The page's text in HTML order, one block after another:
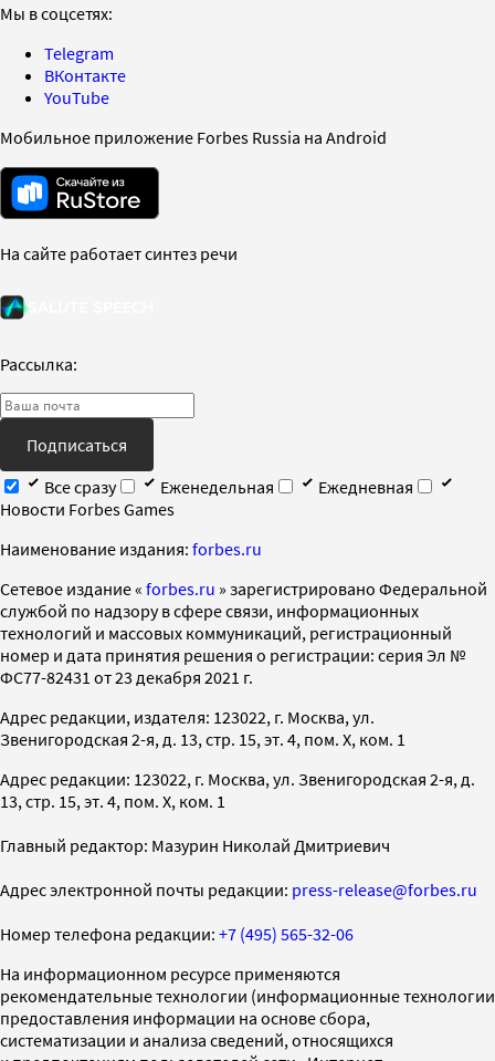
Мы в соцсетях:
Telegram
ВКонтакте
YouTube
Мобильное приложение Forbes Russia на Android
На сайте работает синтез речи
Рассылка:
Подписаться
Все сразу
Еженедельная
Ежедневная
Новости Forbes Games
Наименование издания: forbes.ru
Cетевое издание « forbes.ru » зарегистрировано Федеральной
службой по надзору в сфере связи, информационных
технологий и массовых коммуникаций, регистрационный
номер и дата принятия решения о регистрации: серия Эл №
ФС77-82431 от 23 декабря 2021 г.
Адрес редакции, издателя: 123022, г. Москва, ул.
Звенигородская 2-я, д. 13, стр. 15, эт. 4, пом. X, ком. 1
Адрес редакции: 123022, г. Москва, ул. Звенигородская 2-я, д.
13, стр. 15, эт. 4, пом. X, ком. 1
Главный редактор: Мазурин Николай Дмитриевич
Адрес электронной почты редакции: press-release@forbes.ru
Номер телефона редакции: +7 (495) 565-32-06
На информационном ресурсе применяются
рекомендательные технологии (информационные технологии
предоставления информации на основе сбора,
систематизации и анализа сведений, относящихся